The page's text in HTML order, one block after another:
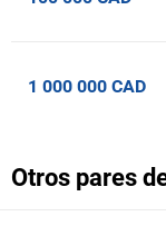
1 000 000 CAD
Otros pares